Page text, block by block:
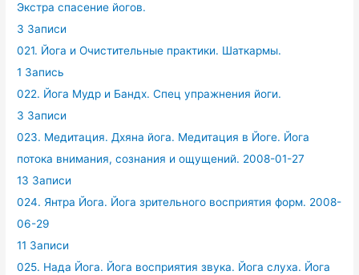
Экстра спасение йогов.
3 Записи
021. Йога и Очистительные практики. Шаткармы.
1 Запись
022. Йога Мудр и Бандх. Спец упражнения йоги.
3 Записи
023. Медитация. Дхяна йога. Медитация в Йоге. Йога
потока внимания, сознания и ощущений. 2008-01-27
13 Записи
024. Янтра Йога. Йога зрительного восприятия форм. 2008-
06-29
11 Записи
025. Нада Йога. Йога восприятия звука. Йога слуха. Йога